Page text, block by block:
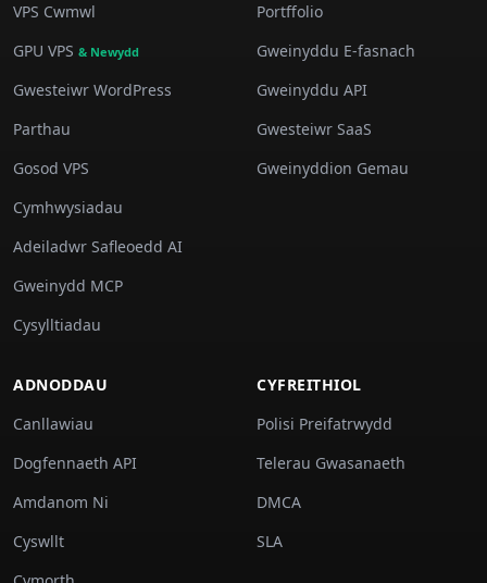
VPS Cwmwl
GPU VPS & Newydd
Gwesteiwr WordPress
Parthau
Gosod VPS
Cymhwysiadau
Adeiladwr Safleoedd AI
Gweinydd MCP
Cysylltiadau
Portffolio
Gweinyddu E-fasnach
Gweinyddu API
Gwesteiwr SaaS
Gweinyddion Gemau
ADNODDAU
Canllawiau
Dogfennaeth API
Amdanom Ni
Cyswllt
CYFREITHIOL
Polisi Preifatrwydd
Telerau Gwasanaeth
DMCA
SLA